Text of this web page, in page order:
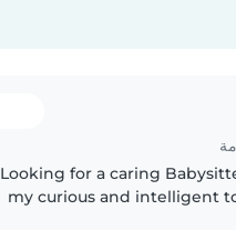
Looking for a caring
my curious and intelligent